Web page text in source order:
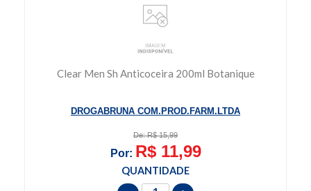
Atadura Crepom 8cm X 1,8m - Cremer
CREMER S.A.
Por:R$ 3,99
QUANTIDADE